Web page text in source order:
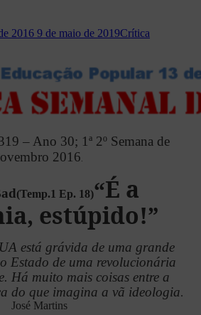
2016 9 de maio de 2019Crítica
– Ano 30; 1ª 2º Semana de
2016
(Temp.1 Ep. 18)“É a
estúpido!”
está grávida de uma grande
Estado de uma revolucionária
Há muito mais coisas entre a
do que imagina a vã ideologia.
José Martins